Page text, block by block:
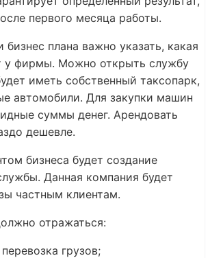
первого месяца работы.
бизнес плана важно указать, какая
у фирмы. Можно открыть службу
иметь собственный таксопарк,
автомобили. Для закупки машин
суммы денег. Арендовать
дешевле.
бизнеса будет создание
Данная компания будет
частным клиентам.
отражаться:
грузов;